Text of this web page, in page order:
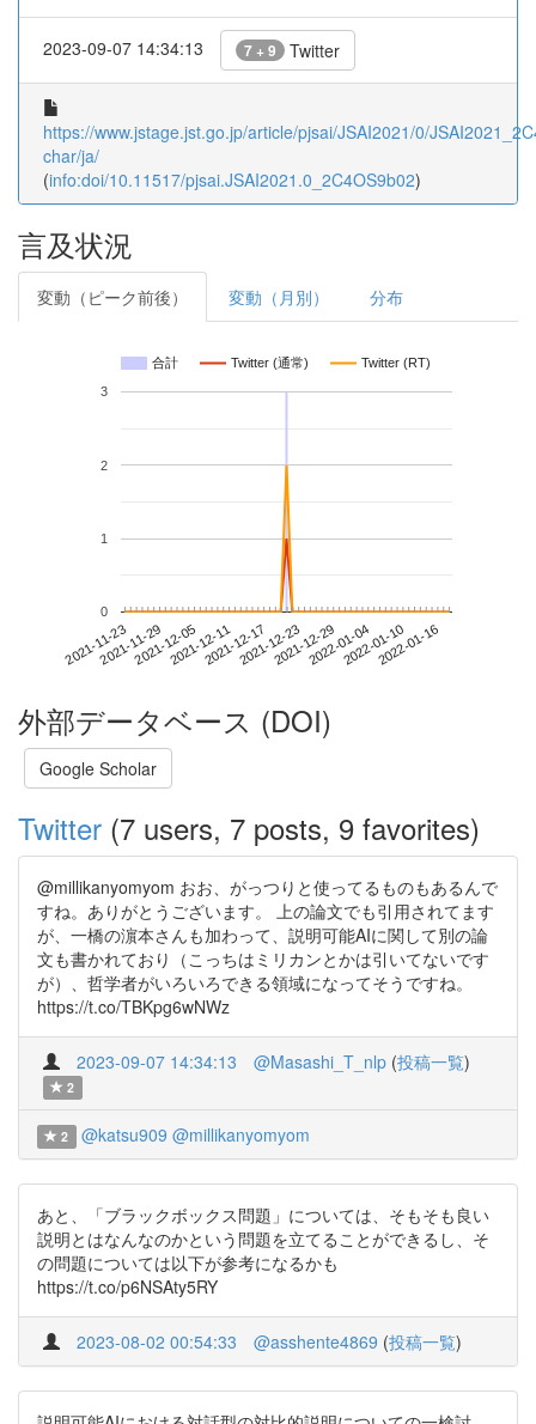
2023-09-07 14:34:13 7 + 9 Twitter
https://www.jstage.jst.go.jp/article/pjsai/JSAI2021/0/
char/ja/
(info:doi/10.11517/pjsai.JSAI2021.0_2C4OS9b02)
言及状況
変動（ピーク前後） 変動（月別） 分布
合計 Twitter (通常) Twitter (RT)
2021-11-232021-11-292021-12-052021-12-112021-12-172021-12-232021-12-292022-01-042022-01-102022-01-16
0
1
2
3
外部データベース (DOI)
Google Scholar
Twitter (7 users, 7 posts, 9 favorites)
@millikanyomyom おお、がっつりと使ってるものもあるんで
すね。ありがとうございます。 上の論文でも引用されてます
が、一橋の濵本さんも加わって、説明可能AIに関して別の論
文も書かれており（こっちはミリカンとかは引いてないです
が）、哲学者がいろいろできる領域になってそうですね。
https://t.co/TBKpg6wNWz
2023-09-07 14:34:13 @Masashi_T_nlp (投稿一覧)
2
2 @katsu909 @millikanyomyom
あと、「ブラックボックス問題」については、そもそも良い
説明とはなんなのかという問題を立てることができるし、そ
の問題については以下が参考になるかも
https://t.co/p6NSAty5RY
2023-08-02 00:54:33 @asshente4869 (投稿一覧)